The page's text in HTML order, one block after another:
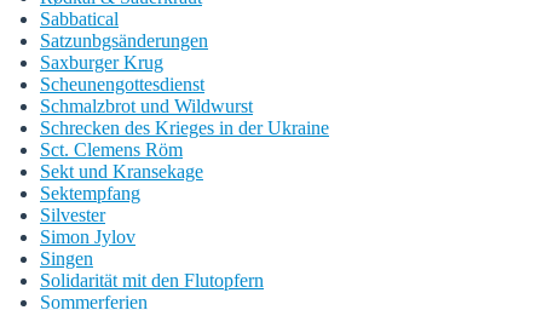
Sabbatical
Satzunbgsänderungen
Saxburger Krug
Scheunengottesdienst
Schmalzbrot und Wildwurst
Schrecken des Krieges in der Ukraine
Sct. Clemens Röm
Sekt und Kransekage
Sektempfang
Silvester
Simon Jylov
Singen
Solidarität mit den Flutopfern
Sommerferien